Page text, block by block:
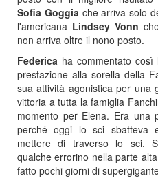
Sofia Goggiache arriva solo
l'americana Lindsey Vonn
non arriva oltre il nono posto.
Federica ha commentato
prestazione alla sorella della
sua attività agonistica per una
vittoria a tutta la famiglia
momento per Elena. Era una
perché oggi lo sci sbatteva
mettere di traverso lo sci.
qualche errorino nella parte
fatto pochi giorni di